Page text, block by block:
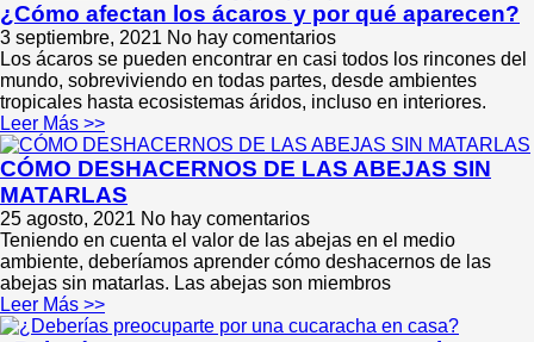
¿Cómo afectan los ácaros y por qué aparecen?
3 septiembre, 2021 No hay comentarios
Los ácaros se pueden encontrar en casi todos los rincones del
mundo, sobreviviendo en todas partes, desde ambientes
tropicales hasta ecosistemas áridos, incluso en interiores.
Leer Más >>
CÓMO DESHACERNOS DE LAS ABEJAS SIN
MATARLAS
25 agosto, 2021 No hay comentarios
Teniendo en cuenta el valor de las abejas en el medio
ambiente, deberíamos aprender cómo deshacernos de las
abejas sin matarlas. Las abejas son miembros
Leer Más >>